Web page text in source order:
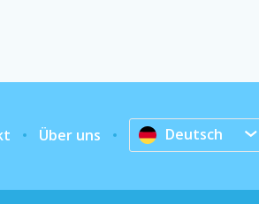
Über uns Deutsch